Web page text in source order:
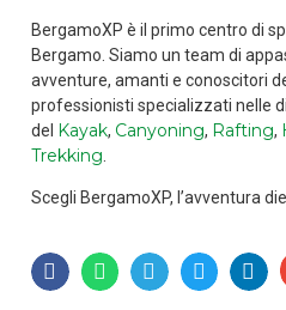
BergamoXP è il primo centro di
Bergamo. Siamo un team di
avventure, amanti e conoscitori
professionisti specializzati nelle
del
Kayak, Canyoning, Rafting,
Trekking.
Scegli BergamoXP, l’avventura